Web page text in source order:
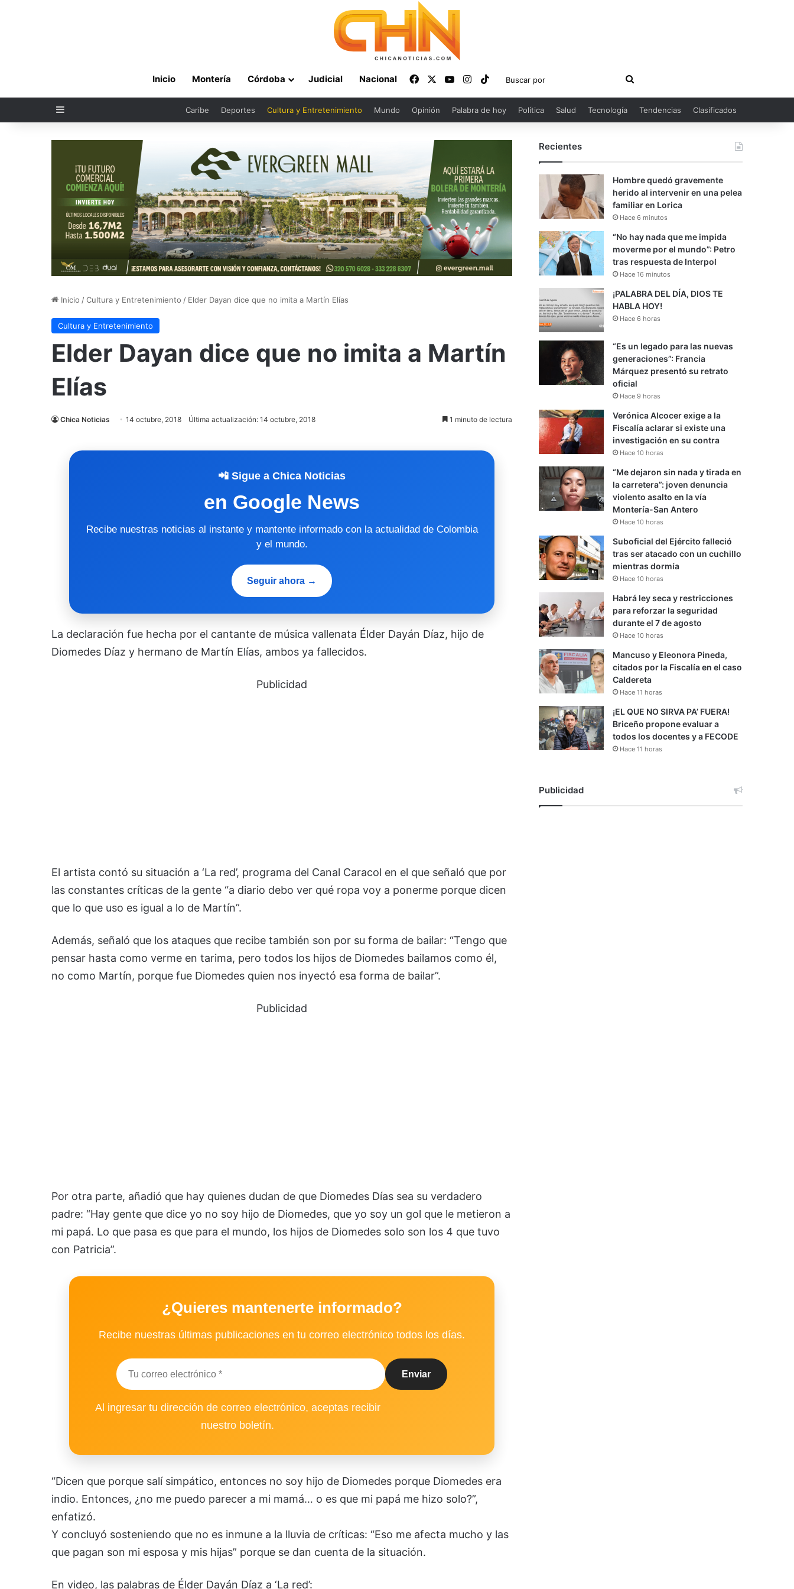
Inicio Montería Córdoba Judicial Nacional FacebookYouTubeInstagram
TikTok
Buscar
por
Sidebar Caribe Deportes Cultura y Entretenimiento Mundo Opinión Palabra de hoy Política Salud Tecnología Tendencias Clasificados
Inicio /Cultura y Entretenimiento / Elder Dayan dice que no imita a Martín Elías
Cultura y Entretenimiento
Elder Dayan dice que no imita a Martín
Elías
Chica Noticias 14 octubre, 2018 Última actualización: 14 octubre, 2018 1 minuto de lectura
📲 Sigue a Chica Noticias
en Google News
Recibe nuestras noticias al instante y mantente informado con la actualidad de Colombia
y el mundo.
Seguir ahora →
La declaración fue hecha por el cantante de música vallenata Élder Dayán Díaz, hijo de
Diomedes Díaz y hermano de Martín Elías, ambos ya fallecidos.
Publicidad
El artista contó su situación a ‘La red’, programa del Canal Caracol en el que señaló que por
las constantes críticas de la gente “a diario debo ver qué ropa voy a ponerme porque dicen
que lo que uso es igual a lo de Martín”.
Además, señaló que los ataques que recibe también son por su forma de bailar: “Tengo que
pensar hasta como verme en tarima, pero todos los hijos de Diomedes bailamos como él,
no como Martín, porque fue Diomedes quien nos inyectó esa forma de bailar”.
Publicidad
Por otra parte, añadió que hay quienes dudan de que Diomedes Días sea su verdadero
padre: “Hay gente que dice yo no soy hijo de Diomedes, que yo soy un gol que le metieron a
mi papá. Lo que pasa es que para el mundo, los hijos de Diomedes solo son los 4 que tuvo
con Patricia”.
¿Quieres mantenerte informado?
Recibe nuestras últimas publicaciones en tu correo electrónico todos los días.
Al ingresar tu dirección de correo electrónico, aceptas recibir
nuestro boletín.
“Dicen que porque salí simpático, entonces no soy hijo de Diomedes porque Diomedes era
indio. Entonces, ¿no me puedo parecer a mi mamá… o es que mi papá me hizo solo?”,
enfatizó.
Y concluyó sosteniendo que no es inmune a la lluvia de críticas: “Eso me afecta mucho y las
que pagan son mi esposa y mis hijas” porque se dan cuenta de la situación.
En video, las palabras de Élder Dayán Díaz a ‘La red’:
Recientes
Hombre quedó gravemente
herido al intervenir en una pelea
familiar en Lorica
Hace 6 minutos
“No hay nada que me impida
moverme por el mundo”: Petro
tras respuesta de Interpol
Hace 16 minutos
¡PALABRA DEL DÍA, DIOS TE
HABLA HOY!
Hace 6 horas
“Es un legado para las nuevas
generaciones”: Francia
Márquez presentó su retrato
oficial
Hace 9 horas
Verónica Alcocer exige a la
Fiscalía aclarar si existe una
investigación en su contra
Hace 10 horas
“Me dejaron sin nada y tirada en
la carretera”: joven denuncia
violento asalto en la vía
Montería-San Antero
Hace 10 horas
Suboficial del Ejército falleció
tras ser atacado con un cuchillo
mientras dormía
Hace 10 horas
Habrá ley seca y restricciones
para reforzar la seguridad
durante el 7 de agosto
Hace 10 horas
Mancuso y Eleonora Pineda,
citados por la Fiscalía en el caso
Caldereta
Hace 11 horas
¡EL QUE NO SIRVA PA’ FUERA!
Briceño propone evaluar a
todos los docentes y a FECODE
Hace 11 horas
Publicidad